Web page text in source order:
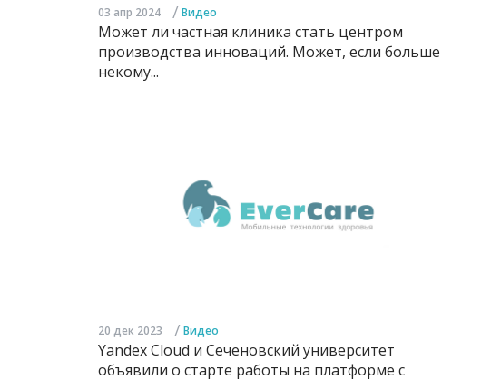
03 апр 2024 / Видео
Может ли частная клиника стать центром
производства инноваций. Может, если больше
некому...
20 дек 2023 / Видео
Yandex Cloud и Сеченовский университет
объявили о старте работы на платформе с